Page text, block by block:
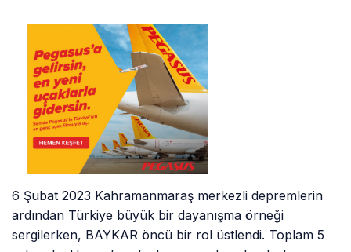
6 Şubat 2023 Kahramanmaraş merkezli depremlerin
ardından Türkiye büyük bir dayanışma örneği
sergilerken, BAYKAR öncü bir rol üstlendi. Toplam 5